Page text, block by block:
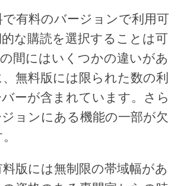
有料のバージョンで利用可
な購読を選択することは可
間にはいくつかの違いがあ
無料版には限られた数の利
ーが含まれています。さら
ョンにある機能の一部が欠
版には無制限の帯域幅があ